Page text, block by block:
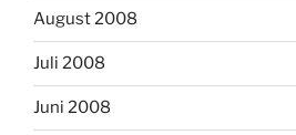
August 2008
Juli 2008
Juni 2008